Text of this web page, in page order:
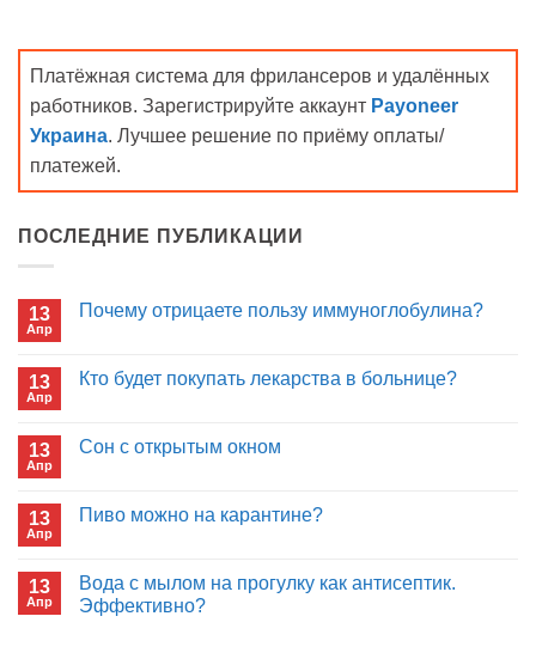
Платёжная система для фрилансеров и удалённых
работников. Зарегистрируйте аккаунт Payoneer
Украина. Лучшее решение по приёму оплаты/
платежей.
ПОСЛЕДНИЕ ПУБЛИКАЦИИ
13
Апр
Почему отрицаете пользу иммуноглобулина?
Почему
13
Апр
Кто будет покупать лекарства в больнице?
Кто
в
13
Апр
Сон с открытым окном
Сон
13
Апр
Пиво можно на карантине?
Пиво
можно
13
Апр
Вода с мылом на прогулку как антисептик.
Эффективно?